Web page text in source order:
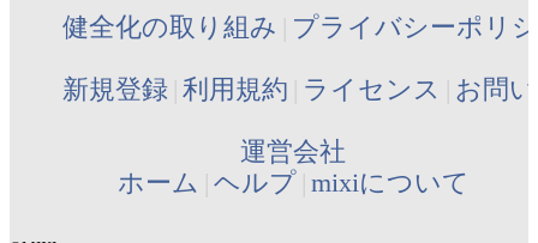
健全化の取り組み プライバシーポリ
新規登録 利用規約 ライセンス お問
運営会社
ホーム ヘルプ mixiについて